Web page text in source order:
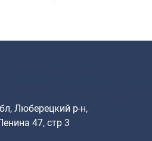
пляжные
для ноутбуков
Люберецкий р-н,
47, стр 3